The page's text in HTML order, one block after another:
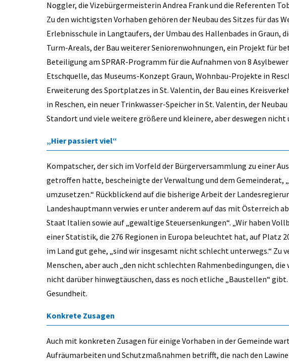
Noggler, die Vizebürgermeisterin Andrea Frank und die Referenten
Zu den wichtigsten Vorhaben gehören der Neubau des Sitzes für das
Erlebnisschule in Langtaufers, der Umbau des Hallenbades in Graun,
Turm-Areals, der Bau weiterer Seniorenwohnungen, ein Projekt für
Beteiligung am SPRAR-Programm für die Aufnahmen von 8
Etschquelle, das Museums-Konzept Graun, Wohnbau-Projekte in
Erweiterung des Sportplatzes in St. Valentin, der Bau eines
in Reschen, ein neuer Trinkwasser-Speicher in St. Valentin, der
Standort und viele weitere größere und kleinere, aber deswegen nicht
„Hier passiert viel“
Kompatscher, der sich im Vorfeld der Bürgerversammlung zu einer
getroffen hatte, bescheinigte der Verwaltung und dem Gemeinderat,
umzusetzen.“ Rückblickend auf die bisherige Arbeit der
Landeshauptmann verwies er unter anderem auf das mit Österreich
Staat Italien sowie auf „gewaltige Steuersenkungen“. „Wir haben
einer Statistik, die 276 Regionen in Europa beleuchtet hat, auf Platz
im Land gut gehe, „sind wir insgesamt nicht schlecht unterwegs.“ Zu
Menschen, aber auch „den nicht schlechten Rahmenbedingungen,
nicht darüber hinwegtäuschen, dass es noch etliche „Baustellen“
Gesundheit.
Konkrete Zusagen
Auch mit konkreten Zusagen für einige Vorhaben in der Gemeinde
Aufräumarbeiten und Schutzmaßnahmen betrifft, die nach den